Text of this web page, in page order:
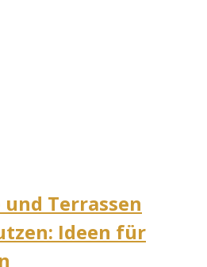
Terrassen
Ideen für